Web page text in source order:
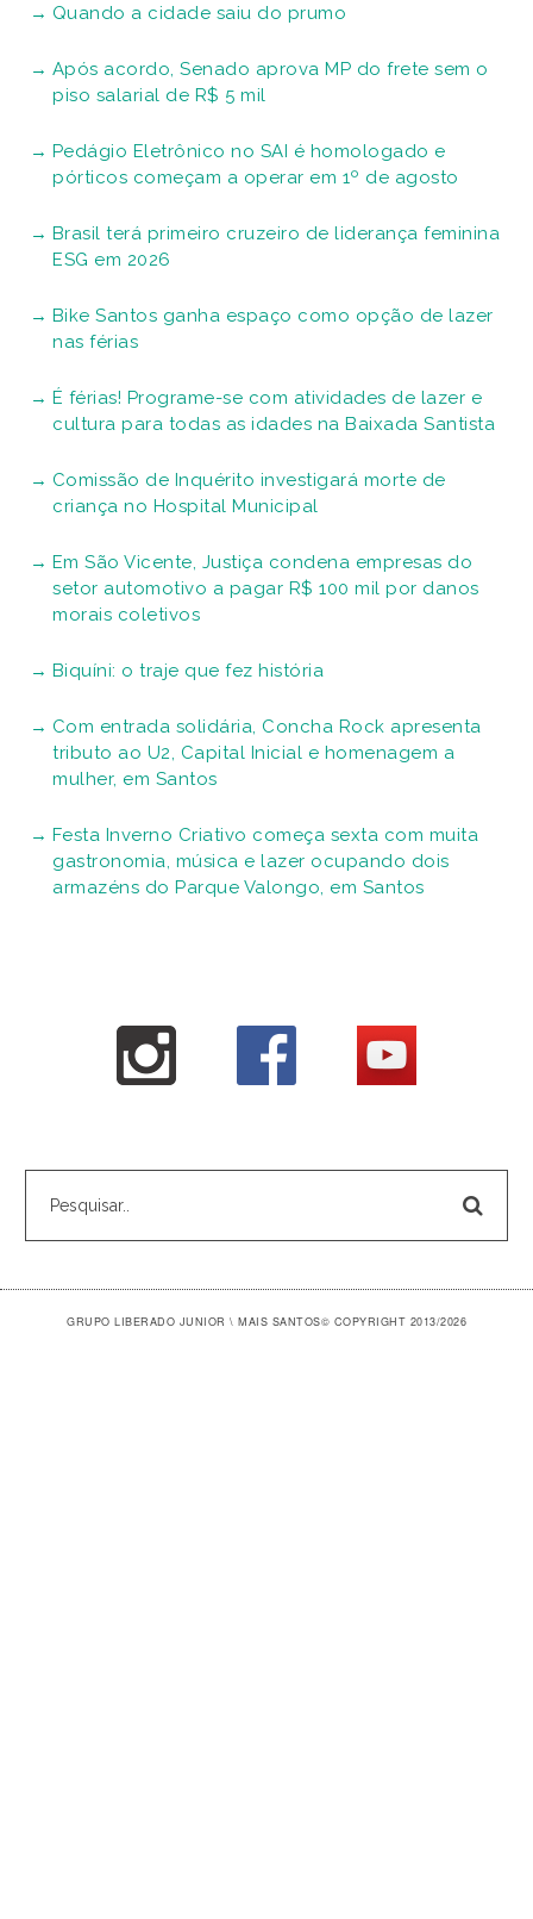
Quando a cidade saiu do prumo
Após acordo, Senado aprova MP do frete sem o
piso salarial de R$ 5 mil
Pedágio Eletrônico no SAI é homologado e
pórticos começam a operar em 1º de agosto
Brasil terá primeiro cruzeiro de liderança feminina
ESG em 2026
Bike Santos ganha espaço como opção de lazer
nas férias
É férias! Programe-se com atividades de lazer e
cultura para todas as idades na Baixada Santista
Comissão de Inquérito investigará morte de
criança no Hospital Municipal
Em São Vicente, Justiça condena empresas do
setor automotivo a pagar R$ 100 mil por danos
morais coletivos
Biquíni: o traje que fez história
Com entrada solidária, Concha Rock apresenta
tributo ao U2, Capital Inicial e homenagem a
mulher, em Santos
Festa Inverno Criativo começa sexta com muita
gastronomia, música e lazer ocupando dois
armazéns do Parque Valongo, em Santos
GRUPO LIBERADO JUNIOR \ MAIS SANTOS© COPYRIGHT 2013/2026